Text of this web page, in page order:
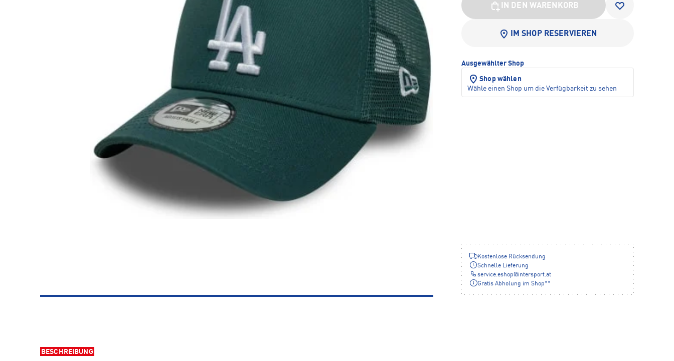
IN DEN WARENKORB
IM SHOP RESERVIEREN
Ausgewählter Shop
Shop wählen
Wähle einen Shop um die Verfügbarkeit zu sehen
Kostenlose Rücksendung
Schnelle Lieferung
service.eshop@ intersport.at
Gratis Abholung im Shop**
BESCHREIBUNG